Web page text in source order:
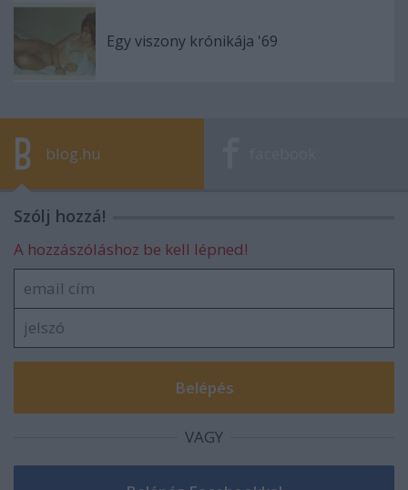
Egy viszony krónikája '69
blog.hu
Szólj hozzá!
A hozzászóláshoz be kell lépned!
VAGY